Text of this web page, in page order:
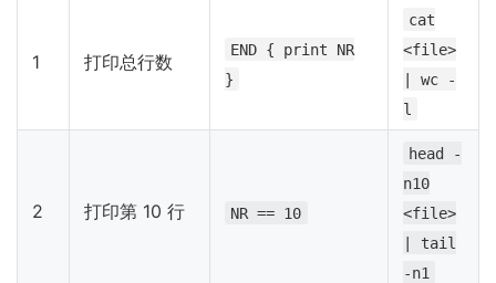
1 打印总行数
END { print NR
}
cat
<file>
| wc -
l
2 打印第 10 行 NR == 10
head -
n10
<file>
| tail
-n1